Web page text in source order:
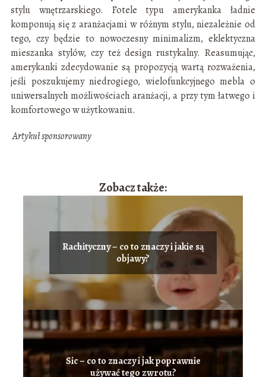
stylu wnętrzarskiego. Fotele typu amerykanka ładnie
komponują się z aranżacjami w różnym stylu, niezależnie od
tego, czy będzie to nowoczesny minimalizm, eklektyczna
mieszanka stylów, czy też design rustykalny. Reasumując,
amerykanki zdecydowanie są propozycją wartą rozważenia,
jeśli poszukujemy niedrogiego, wielofunkcyjnego mebla o
uniwersalnych możliwościach aranżacji, a przy tym łatwego i
komfortowego w użytkowaniu.
Artykuł sponsorowany
Zobacz także:
Rachityczny – co to znaczy i jakie są
objawy?
Sic – co to znaczy i jak poprawnie
używać tego zwrotu?